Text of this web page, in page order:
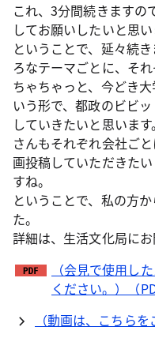
これ、3分間続きますの
してお願いしたいと思い
ということで、延々続
ろなテーマごとに、そ
ちゃちゃっと、今どき
いう形で、都政のビビ
していきたいと思いま
さんもそれぞれ会社ご
画投稿していただきた
すね。
ということで、私の方
た。
詳細は、生活文化局にお
（会見で使用し
ください。）（
（動画は、こちらを